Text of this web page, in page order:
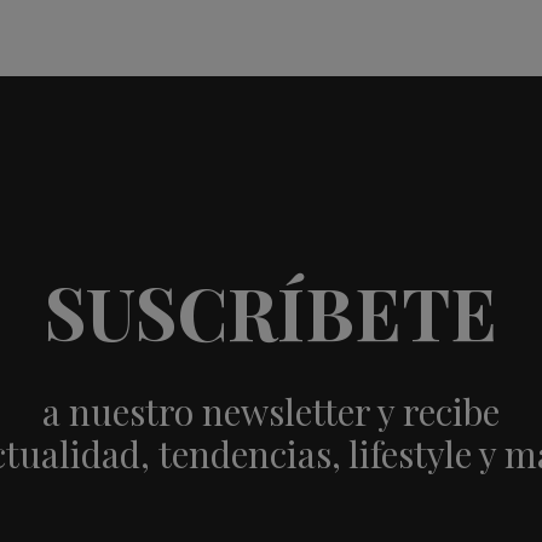
SUSCRÍBETE
a nuestro newsletter y recibe
tendencias, lifestyle y